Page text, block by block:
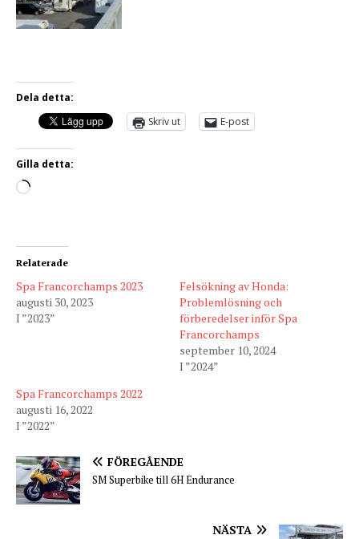
Dela detta:
Skriv ut
E-post
Gilla detta:
Relaterade
Spa Francorchamps 2023
augusti 30, 2023
I ”2023”
Felsökning av Honda:
Problemlösning och
förberedelser inför Spa
Francorchamps
september 10, 2024
I ”2024”
Spa Francorchamps 2022
augusti 16, 2022
I ”2022”
FÖREGÅENDE
SM Superbike till 6H Endurance
NÄSTA